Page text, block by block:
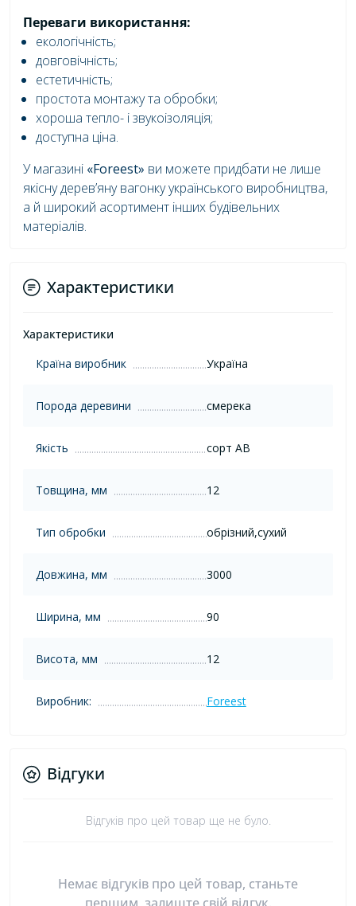
Переваги використання:
екологічність;
довговічність;
естетичність;
простота монтажу та обробки;
хороша тепло- і звукоізоляція;
доступна ціна.
У магазині «Foreest» ви можете придбати не лише
якісну дерев’яну вагонку українського виробництва,
а й широкий асортимент інших будівельних
матеріалів.
Характеристики
Характеристики
Країна виробник
Україна
Порода деревини смерека
Якість сорт AB
Товщина, мм 12
Тип обробки обрізний,сухий
Довжина, мм 3000
Ширина, мм 90
Висота, мм 12
Виробник: Foreest
Відгуки
Відгуків про цей товар ще не було.
Немає відгуків про цей товар, станьте